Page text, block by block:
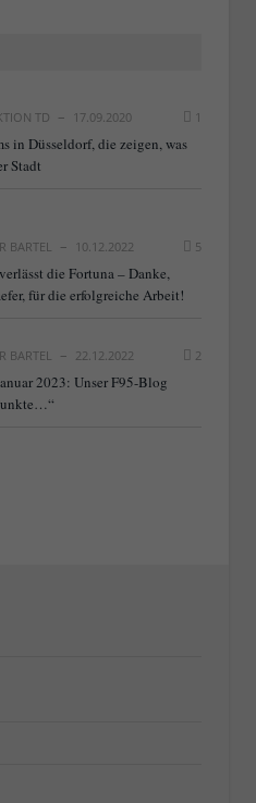
TD 17.09.2020 1
in Düsseldorf, die zeigen, was
Stadt
BARTEL 10.12.2022 5
die Fortuna – Danke,
für die erfolgreiche Arbeit!
BARTEL 22.12.2022 2
2023: Unser F95-Blog